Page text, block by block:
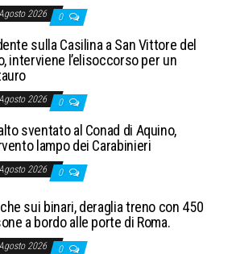
2026 0
sulla Casilina a San Vittore del
interviene l’elisoccorso per un
2026 0
sventato al Conad di Aquino,
lampo dei Carabinieri
2026 0
sui binari, deraglia treno con 450
a bordo alle porte di Roma.
2026 0